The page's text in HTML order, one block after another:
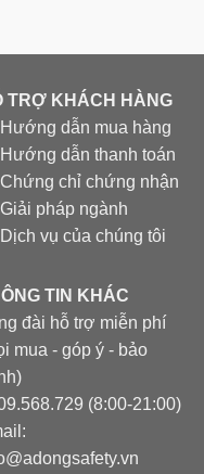
TRỢ KHÁCH HÀNG
Hướng dẫn mua hàng
Hướng dẫn thanh toán
Chứng chỉ chứng nhận
Giải pháp ngành
Dịch vụ của chúng tôi
TIN KHÁC
đài hỗ trợ miễn phí
mua - góp ý - bảo
(8:00-21:00)